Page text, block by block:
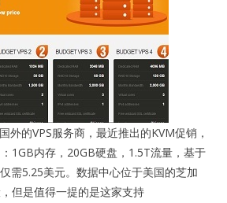
外的VPS服务商，最近推出的KVM促销，
1GB内存，20GB硬盘，1.5T流量，基于
需5.25美元。数据中心位于美国的芝加
但是值得一提的是这家支持